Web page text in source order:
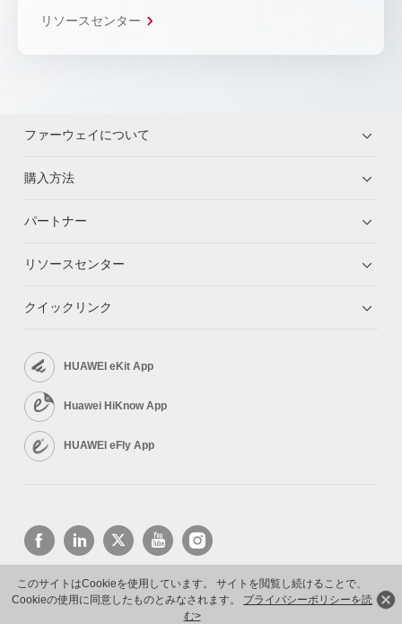
このサイトはCookieを使用しています。 サイトを閲覧し続けることで、
Cookieの使用に同意したものとみなされます。 プライバシーポリシーを読
む>
リソースセンター
ファーウェイについて
購入方法
パートナー
リソースセンター
クイックリンク
HUAWEI eKit App
Huawei HiKnow App
HUAWEI eFly App
Copyright © 2026 Huawei Technologies Co., Ltd. All rights reserved.
プライバシーポリシー